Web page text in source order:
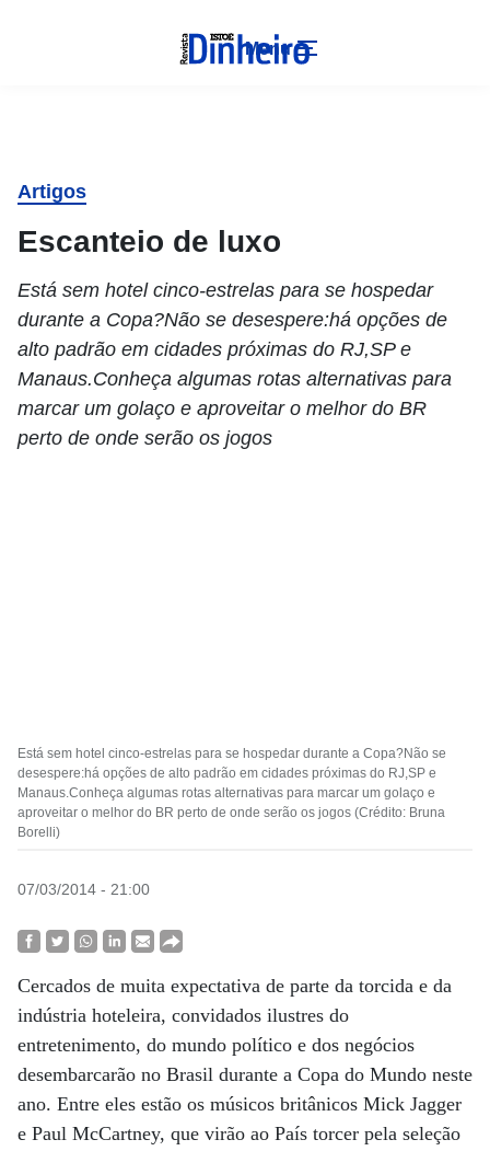
Menu
Artigos
Escanteio de luxo
Está sem hotel cinco-estrelas para se hospedar
durante a Copa?Não se desespere:há opções de
alto padrão em cidades próximas do RJ,SP e
Manaus.Conheça algumas rotas alternativas para
marcar um golaço e aproveitar o melhor do BR
perto de onde serão os jogos
Está sem hotel cinco-estrelas para se hospedar durante a Copa?Não se
desespere:há opções de alto padrão em cidades próximas do RJ,SP e
Manaus.Conheça algumas rotas alternativas para marcar um golaço e
aproveitar o melhor do BR perto de onde serão os jogos (Crédito: Bruna
Borelli)
07/03/2014 - 21:00
Cercados de muita expectativa de parte da torcida e da
indústria hoteleira, convidados ilustres do
entretenimento, do mundo político e dos negócios
desembarcarão no Brasil durante a Copa do Mundo neste
ano. Entre eles estão os músicos britânicos Mick Jagger
e Paul McCartney, que virão ao País torcer pela seleção